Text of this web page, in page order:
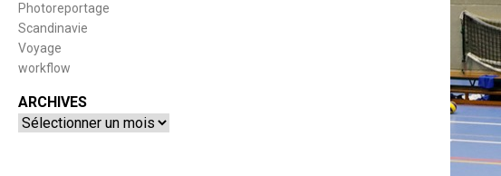
Photoreportage
Scandinavie
Voyage
workflow
ARCHIVES
Archives